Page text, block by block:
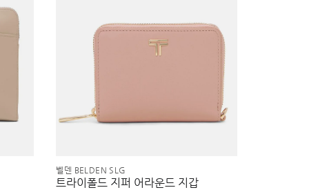
벨덴 BELDEN SLG
트라이폴드 지퍼 어라운드 지갑